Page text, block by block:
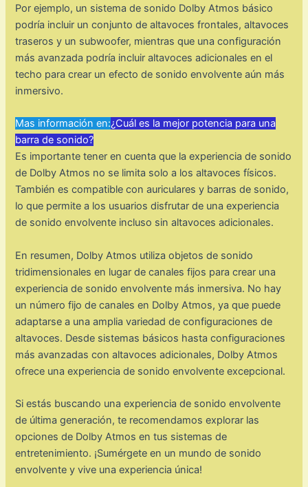
Por ejemplo, un sistema de sonido Dolby Atmos básico
podría incluir un conjunto de altavoces frontales, altavoces
traseros y un subwoofer, mientras que una configuración
más avanzada podría incluir altavoces adicionales en el
techo para crear un efecto de sonido envolvente aún más
inmersivo.
Mas información en:¿Cuál es la mejor potencia para una
barra de sonido?
Es importante tener en cuenta que la experiencia de sonido
de Dolby Atmos no se limita solo a los altavoces físicos.
También es compatible con auriculares y barras de sonido,
lo que permite a los usuarios disfrutar de una experiencia
de sonido envolvente incluso sin altavoces adicionales.
En resumen, Dolby Atmos utiliza objetos de sonido
tridimensionales en lugar de canales fijos para crear una
experiencia de sonido envolvente más inmersiva. No hay
un número fijo de canales en Dolby Atmos, ya que puede
adaptarse a una amplia variedad de configuraciones de
altavoces. Desde sistemas básicos hasta configuraciones
más avanzadas con altavoces adicionales, Dolby Atmos
ofrece una experiencia de sonido envolvente excepcional.
Si estás buscando una experiencia de sonido envolvente
de última generación, te recomendamos explorar las
opciones de Dolby Atmos en tus sistemas de
entretenimiento. ¡Sumérgete en un mundo de sonido
envolvente y vive una experiencia única!